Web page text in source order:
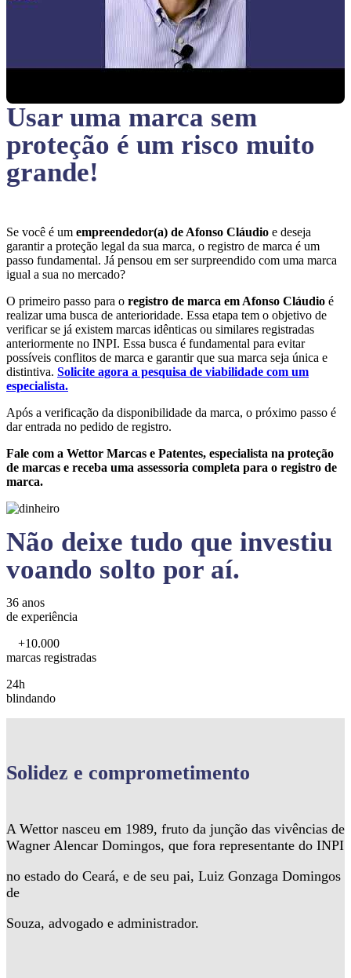
Usar uma marca sem
proteção é um risco muito
grande!
Se você é um empreendedor(a) de Afonso Cláudio e deseja
garantir a proteção legal da sua marca, o registro de marca é um
passo fundamental. Já pensou em ser surpreendido com uma marca
igual a sua no mercado?
O primeiro passo para o registro de marca em Afonso Cláudio é
realizar uma busca de anterioridade. Essa etapa tem o objetivo de
verificar se já existem marcas idênticas ou similares registradas
anteriormente no INPI. Essa busca é fundamental para evitar
possíveis conflitos de marca e garantir que sua marca seja única e
distintiva. Solicite agora a pesquisa de viabilidade com um
especialista.
Após a verificação da disponibilidade da marca, o próximo passo é
dar entrada no pedido de registro.
Fale com a Wettor Marcas e Patentes, especialista na proteção
de marcas e receba uma assessoria completa para o registro de
marca.
Não deixe tudo que investiu
voando solto por aí.
36 anos
de experiência
+10.000
marcas registradas
24h
blindando
Solidez e comprometimento
A Wettor nasceu em 1989, fruto da junção das vivências de
Wagner Alencar Domingos, que fora representante do INPI
no estado do Ceará, e de seu pai, Luiz Gonzaga Domingos
de
Souza, advogado e administrador.